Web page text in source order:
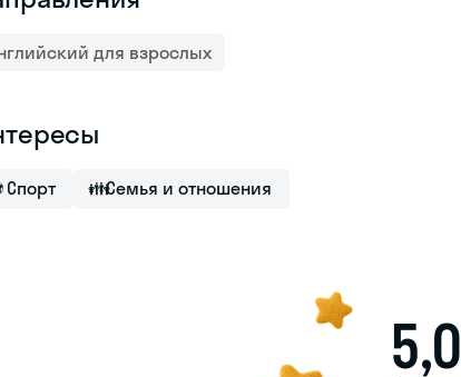
для взрослых
Спорт 👪Семья и отношения
5,0